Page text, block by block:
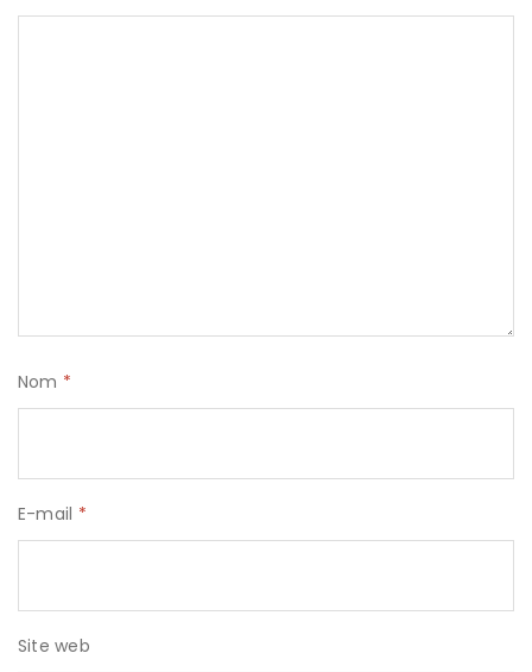
Nom *
E-mail *
Site web